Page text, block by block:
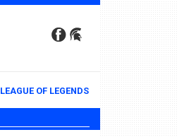
LEAGUE OF LEGENDS